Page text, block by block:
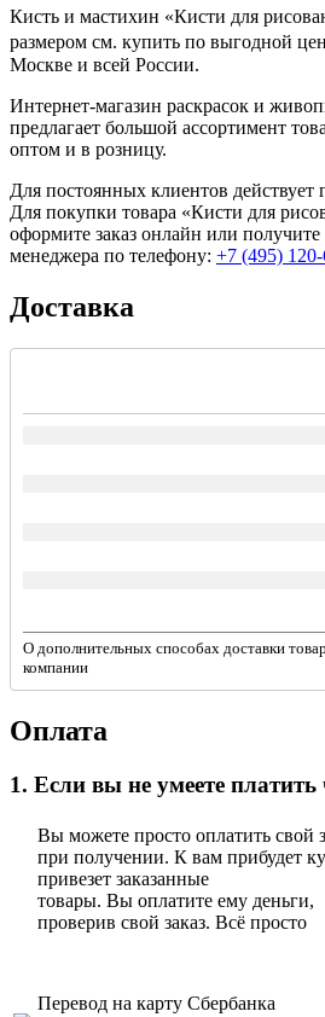
Кисть и мастихин «Кисти для
размером см. купить по выгодной
Москве и всей России.
Интернет-магазин раскрасок и
предлагает большой ассортимент
оптом и в розницу.
Для постоянных клиентов действует
Для покупки товара «Кисти для
оформите заказ онлайн или
менеджера по телефону: +7 (495)
Доставка
О дополнительных способах доставки
компании
Оплата
1. Если вы не умеете платить
Вы можете просто оплатить свой
при получении. К вам прибудет
привезет заказанные
товары. Вы оплатите ему деньги,
проверив свой заказ. Всё просто
Перевод на карту Сбербанка